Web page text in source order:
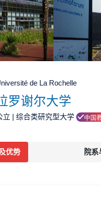
de La Rochelle
罗谢尔大学
立 | 综合类研究型大学 中国
优势 院系